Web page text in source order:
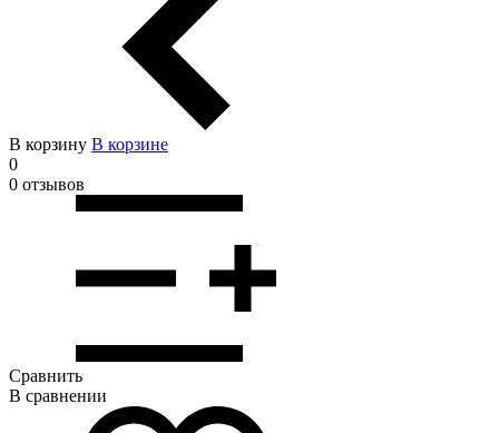
В корзину В корзинe
0
0 отзывов
Сравнить
В сравнении